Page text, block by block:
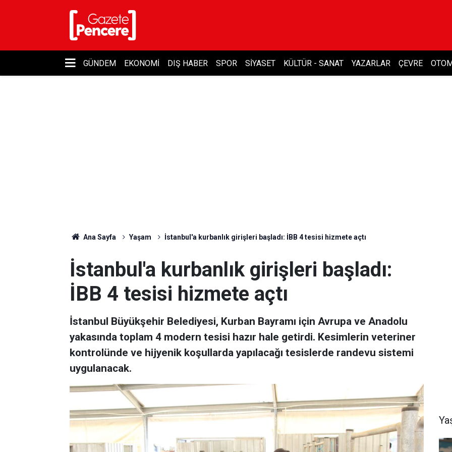
GÜNDEM EKONOMI DIŞ HABER SPOR SIYASET KÜLTÜR - SANAT YAZARLAR ÇEVRE
Ana Sayfa Yaşam İstanbul'a kurbanlık girişleri başladı: İBB 4 tesisi hizmete açtı
İstanbul'a kurbanlık girişleri başladı:
İBB 4 tesisi hizmete açtı
İstanbul Büyükşehir Belediyesi, Kurban Bayramı için Avrupa ve Anadolu
yakasında toplam 4 modern tesisi hazır hale getirdi. Kesimlerin veteriner
kontrolünde ve hijyenik koşullarda yapılacağı tesislerde randevu sistemi
uygulanacak.